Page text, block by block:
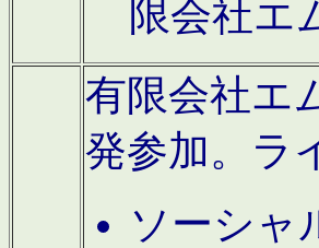
限会社エ
有限会社エ
発参加。ラ
ソーシャ